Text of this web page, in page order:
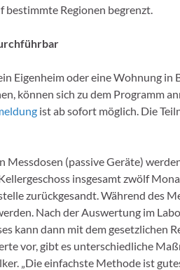
bestimmte Regionen begrenzt.
Eigenheim oder eine Wohnung
können sich zu dem Programm
ist ab sofort möglich. Die
(passive Geräte)
insgesamt zwölf
zurückgesandt. Während des
Nach der Auswertung im
kann dann mit dem gesetzlichen
vor, gibt es unterschiedliche
„Die einfachste Methode ist